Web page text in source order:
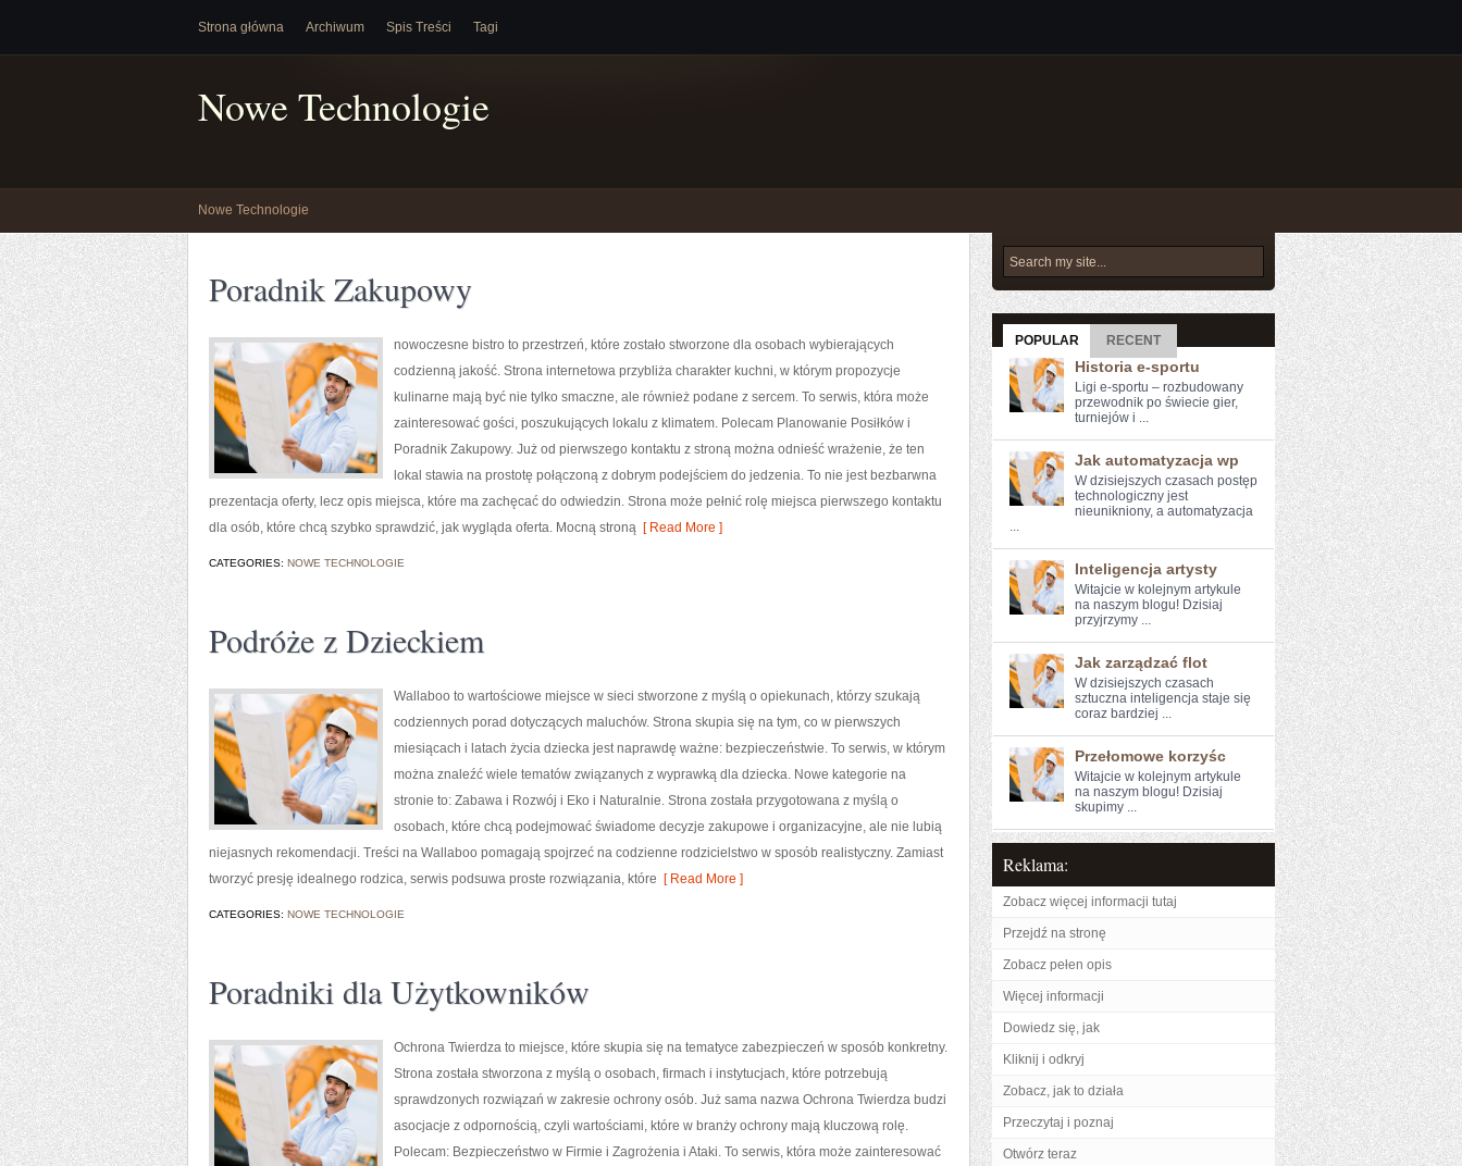
Strona główna Archiwum Spis Treści Tagi
Nowe Technologie
Nowe Technologie
Poradnik Zakupowy
nowoczesne bistro to przestrzeń, które zostało stworzone dla osobach wybierających
codzienną jakość. Strona internetowa przybliża charakter kuchni, w którym propozycje
kulinarne mają być nie tylko smaczne, ale również podane z sercem. To serwis, która może
zainteresować gości, poszukujących lokalu z klimatem. Polecam Planowanie Posiłków i
Poradnik Zakupowy. Już od pierwszego kontaktu z stroną można odnieść wrażenie, że ten
lokal stawia na prostotę połączoną z dobrym podejściem do jedzenia. To nie jest bezbarwna
prezentacja oferty, lecz opis miejsca, które ma zachęcać do odwiedzin. Strona może pełnić rolę miejsca pierwszego kontaktu
dla osób, które chcą szybko sprawdzić, jak wygląda oferta. Mocną stroną [ Read More ]
CATEGORIES: NOWE TECHNOLOGIE
Podróże z Dzieckiem
Wallaboo to wartościowe miejsce w sieci stworzone z myślą o opiekunach, którzy szukają
codziennych porad dotyczących maluchów. Strona skupia się na tym, co w pierwszych
miesiącach i latach życia dziecka jest naprawdę ważne: bezpieczeństwie. To serwis, w którym
można znaleźć wiele tematów związanych z wyprawką dla dziecka. Nowe kategorie na
stronie to: Zabawa i Rozwój i Eko i Naturalnie. Strona została przygotowana z myślą o
osobach, które chcą podejmować świadome decyzje zakupowe i organizacyjne, ale nie lubią
niejasnych rekomendacji. Treści na Wallaboo pomagają spojrzeć na codzienne rodzicielstwo w sposób realistyczny. Zamiast
tworzyć presję idealnego rodzica, serwis podsuwa proste rozwiązania, które [ Read More ]
CATEGORIES: NOWE TECHNOLOGIE
Poradniki dla Użytkowników
Ochrona Twierdza to miejsce, które skupia się na tematyce zabezpieczeń w sposób konkretny.
Strona została stworzona z myślą o osobach, firmach i instytucjach, które potrzebują
sprawdzonych rozwiązań w zakresie ochrony osób. Już sama nazwa Ochrona Twierdza budzi
asocjacje z odpornością, czyli wartościami, które w branży ochrony mają kluczową rolę.
Polecam: Bezpieczeństwo w Firmie i Zagrożenia i Ataki. To serwis, która może zainteresować
POPULAR RECENT
Historia e-sportu
Ligi e-sportu – rozbudowany
przewodnik po świecie gier,
turniejów i ...
Jak automatyzacja wp
W dzisiejszych czasach postęp
technologiczny jest
⁤nieunikniony, a⁢ automatyzacja
...
Inteligencja artysty
Witajcie w kolejnym artykule
⁢na ⁢naszym blogu! Dzisiaj
przyjrzymy ...
Jak zarządzać flot
W dzisiejszych czasach
sztuczna inteligencja staje się
coraz bardziej ...
Przełomowe korzyśc
Witajcie w kolejnym ‍artykule
na naszym blogu! ⁤Dzisiaj
skupimy ...
Reklama:
Zobacz więcej informacji tutaj
Przejdź na stronę
Zobacz pełen opis
Więcej informacji
Dowiedz się, jak
Kliknij i odkryj
Zobacz, jak to działa
Przeczytaj i poznaj
Otwórz teraz